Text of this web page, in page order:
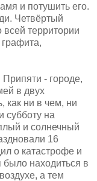
и потушить его.
Четвёртый
территории
- городе,
в двух
как ни в чем, ни
субботу на
и солнечный
16
о катастрофе и
было находиться в
а тем